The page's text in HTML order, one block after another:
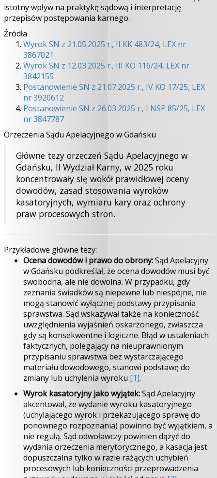
istotny wpływ na praktykę sądową i interpretację
przepisów postępowania karnego.
Źródła
Wyrok SN z 21.05.2025 r., II KK 483/24, LEX nr
3867021
Wyrok SN z 12.03.2025 r., III KO 116/24, LEX nr
3842155
Postanowienie SN z 21.07.2025 r., IV KO 17/25, LEX
nr 3920612
Postanowienie SN z 26.03.2025 r., I NSP 85/25, LEX
nr 3847787
Orzeczenia Sądu Apelacyjnego w Gdańsku
Główne tezy orzeczeń Sądu Apelacyjnego w
Gdańsku, II Wydział Karny, w 2025 roku
koncentrowały się wokół prawidłowej oceny
dowodów, zasad stosowania wyroków
kasatoryjnych, wymiaru kary oraz ochrony
praw procesowych stron.
Przykładowe główne tezy:
Ocena dowodów i prawo do obrony:Sąd Apelacyjny
w Gdańsku podkreślał, że ocena dowodów musi być
swobodna, ale nie dowolna. W przypadku, gdy
zeznania świadków są niepewne lub niespójne, nie
mogą stanowić wyłącznej podstawy przypisania
sprawstwa. Sąd wskazywał także na konieczność
uwzględnienia wyjaśnień oskarżonego, zwłaszcza
gdy są konsekwentne i logiczne. Błąd w ustaleniach
faktycznych, polegający na nieuprawnionym
przypisaniu sprawstwa bez wystarczającego
materiału dowodowego, stanowi podstawę do
zmiany lub uchylenia wyroku [1].
Wyrok kasatoryjny jako wyjątek:Sąd Apelacyjny
akcentował, że wydanie wyroku kasatoryjnego
(uchylającego wyrok i przekazującego sprawę do
ponownego rozpoznania) powinno być wyjątkiem, a
nie regułą. Sąd odwoławczy powinien dążyć do
wydania orzeczenia merytorycznego, a kasacja jest
dopuszczalna tylko w razie rażących uchybień
procesowych lub konieczności przeprowadzenia